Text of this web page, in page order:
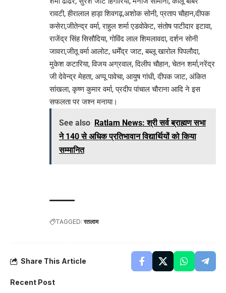
रावटी, हीरालाल हाड़ा शिवगढ़,अशोक सोनी, प्रताप चौहान,दीपक
कसेरा,जीतेन्द्र वर्मा, राहुल शर्मा एडवोकेट, संतोष पाटीदार इटावा,
राजेंद्र सिंह सिसौदिया, गोविंद लाल शिमलावदा, दर्शन सोनी
जावरा,जीतू वर्मा आलोट, धर्मेंद्र जाट, बब्लू खारोल पिपलौदा,
मुकेश कटारिया, विजय अग्रवाल, दिलीप चौहान, चेतन शर्मा,नरेंद्र
जी देवेन्द्र मेहता, अप्पू पावेचा, आयुष गांधी, दीपक जाट, अंकित
सांखला, कृष्ण कुमार वर्मा, प्रदीप पांचाल चौराना आदि ने इस
सफलता पर जश्न मनाया।
See also Ratlam News: श्री सर्व ब्राह्मण सभा
ने 140 से अधिक प्रतिभावान विद्यार्थियों को किया
सम्मानित
TAGGED: रतलाम
Share This Article
Recent Post